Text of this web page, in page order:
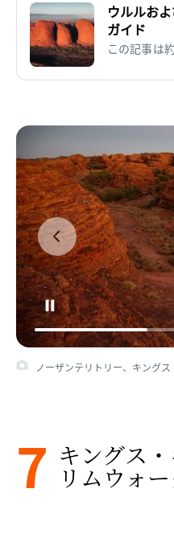
ウルルお
ガイド
この記事は
ノーザンテリトリー、キング
7 キングス・​
リムウォ